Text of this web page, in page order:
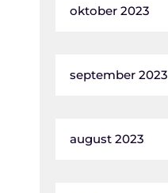
oktober 2023
september 2023
august 2023